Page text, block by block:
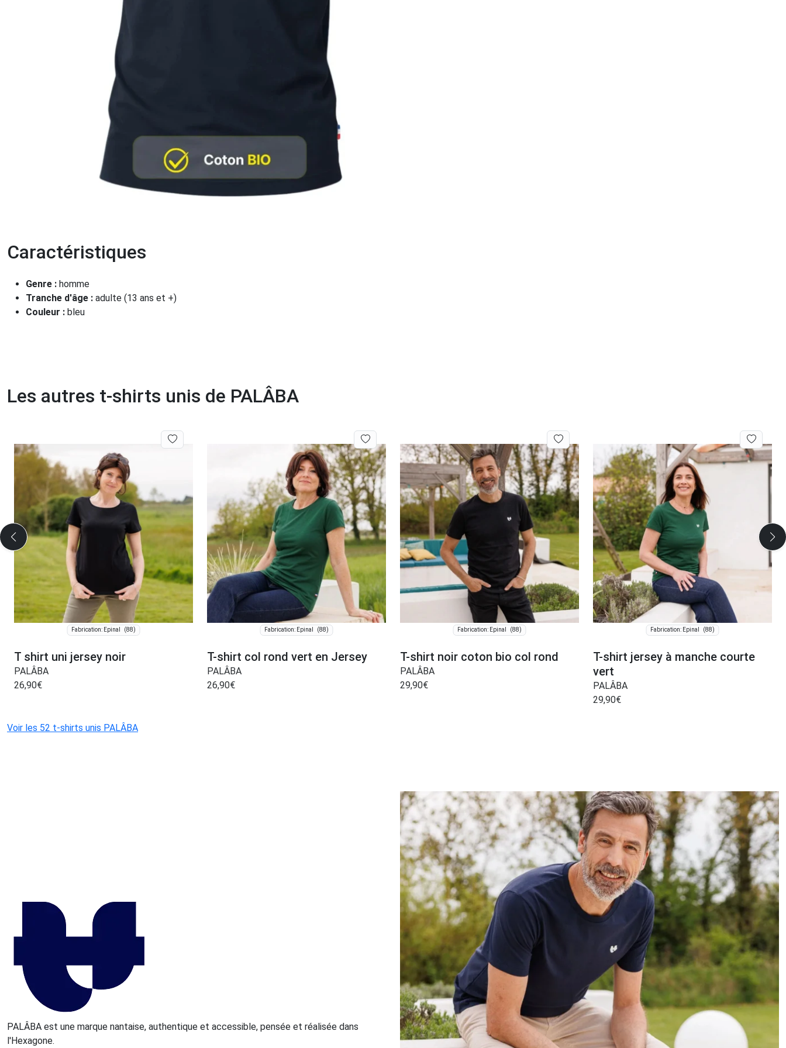
Caractéristiques
Genre : homme
Tranche d'âge : adulte (13 ans et +)
Couleur : bleu
Les autres t-shirts unis de PALÂBA
Fabrication: Épinal (88)
T shirt uni jersey noir
PALÂBA
26,90€
Fabrication: Épinal (88)
T-shirt col rond vert en Jersey
PALÂBA
26,90€
Fabrication: Épinal (88)
T-shirt noir coton bio col rond
PALÂBA
29,90€
Fabrication: Épinal (88)
T-shirt jersey à manche courte
vert
PALÂBA
29,90€
Voir les 52 t-shirts unis PALÂBA
PALÂBA est une marque nantaise, authentique et accessible, pensée et réalisée dans
l'Hexagone.